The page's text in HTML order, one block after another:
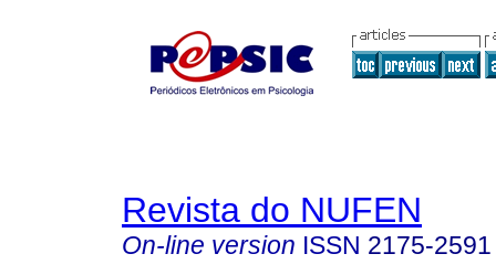
Revista do NUFEN
On-line version ISSN 2175-2591